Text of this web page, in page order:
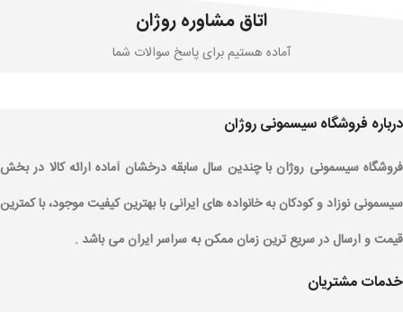
اتاق مشاوره روژان
آماده هستیم برای پاسخ سوالات شما
درباره فروشگاه سیسمونی روژان
فروشگاه سیسمونی روژان با چندین سال سابقه درخشان آماده ارائه کالا در بخش
سیسمونی نوزاد و کودکان به خانواده های ایرانی با بهترین کیفیت موجود، با کمترین
قیمت و ارسال در سریع ترین زمان ممکن به سراسر ایران می باشد .
خدمات مشتریان